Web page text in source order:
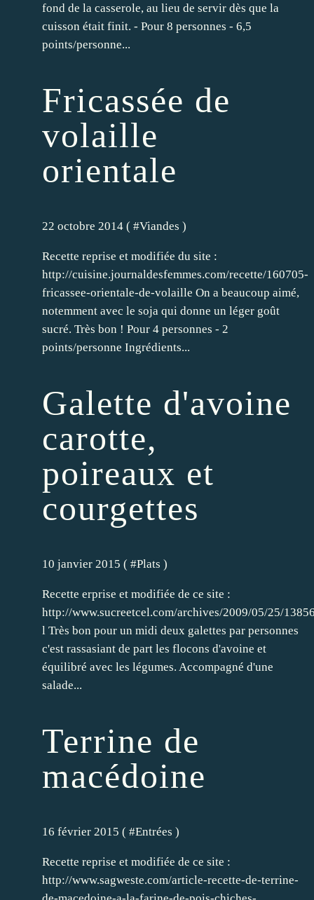
fond de la casserole, au lieu de servir dès que la
cuisson était finit. - Pour 8 personnes - 6,5
points/personne...
Fricassée de
volaille
orientale
22 octobre 2014 ( #Viandes )
Recette reprise et modifiée du site :
http://cuisine.journaldesfemmes.com/recette/160705-
fricassee-orientale-de-volaille On a beaucoup aimé,
notemment avec le soja qui donne un léger goût
sucré. Très bon ! Pour 4 personnes - 2
points/personne Ingrédients...
Galette d'avoine
carotte,
poireaux et
courgettes
10 janvier 2015 ( #Plats )
Recette erprise et modifiée de ce site :
http://www.sucreetcel.com/archives/2009/05/25/
l Très bon pour un midi deux galettes par personnes
c'est rassasiant de part les flocons d'avoine et
équilibré avec les légumes. Accompagné d'une
salade...
Terrine de
macédoine
16 février 2015 ( #Entrées )
Recette reprise et modifiée de ce site :
http://www.sagweste.com/article-recette-de-terrine-